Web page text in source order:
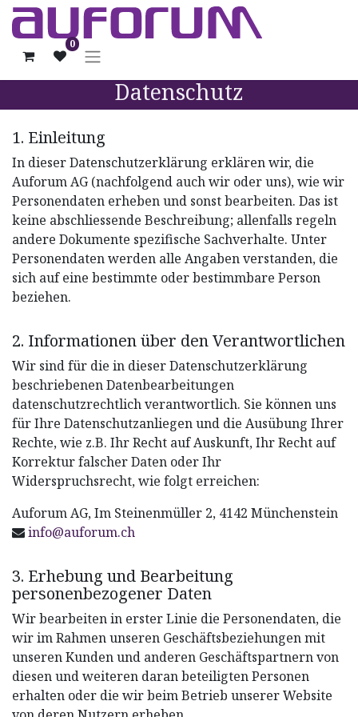
0
Datenschutz
1. Einleitung
In dieser Datenschutzerklärung erklären wir, die
Auforum AG (nachfolgend auch wir oder uns), wie wir
Personendaten erheben und sonst bearbeiten. Das ist
keine abschliessende Beschreibung; allenfalls regeln
andere Dokumente spezifische Sachverhalte. Unter
Personendaten werden alle Angaben verstanden, die
sich auf eine bestimmte oder bestimmbare Person
beziehen.
2. Informationen über den Verantwortlichen
Wir sind für die in dieser Datenschutzerklärung
beschriebenen Datenbearbeitungen
datenschutzrechtlich verantwortlich. Sie können uns
für Ihre Datenschutzanliegen und die Ausübung Ihrer
Rechte, wie z.B. Ihr Recht auf Auskunft, Ihr Recht auf
Korrektur falscher Daten oder Ihr
Widerspruchsrecht, wie folgt erreichen:
Auforum AG, Im Steinenmüller 2, 4142 Münchenstein
info@auforum.ch
3. Erhebung und Bearbeitung
personenbezogener Daten
Wir bearbeiten in erster Linie die Personendaten, die
wir im Rahmen unseren Geschäftsbeziehungen mit
unseren Kunden und anderen Geschäftspartnern von
diesen und weiteren daran beteiligten Personen
erhalten oder die wir beim Betrieb unserer Website